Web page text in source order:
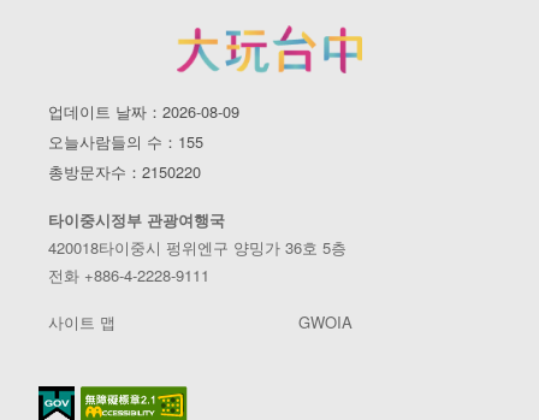
업데이트 날짜：2026-08-09
오늘사람들의 수：155
총방문자수：2150220
타이중시정부 관광여행국
420018타이중시 펑위엔구 양밍가 36호 5층
전화 +886-4-2228-9111
사이트 맵 GWOIA